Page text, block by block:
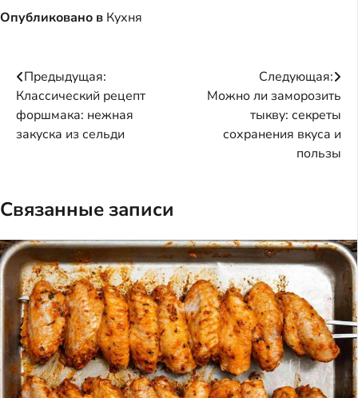
Опубликовано в Кухня
Навигация
по
записям
Предыдущая:
Классический рецепт
форшмака: нежная
закуска из сельди
Следующая:
Можно ли заморозить
тыкву: секреты
сохранения вкуса и
пользы
Связанные записи